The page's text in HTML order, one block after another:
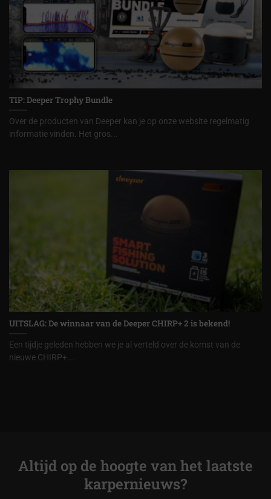
TIP: Deeper Trophy Bundle
Over de producten van Deeper kan je op onze website regelmatig
informatie vinden. Het gros...
UITSLAG: De winnaar van de Deeper CHIRP+ 2 is bekend!
Een tijdje geleden hebben we je al verteld over de komst van de
nieuwe CHIRP+...
Altijd op de hoogte van het laatste
karpernieuws?